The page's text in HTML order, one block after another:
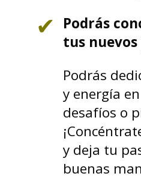
Podrás
tus
Podrás
y energía
desafíos o
y deja tu
buenas